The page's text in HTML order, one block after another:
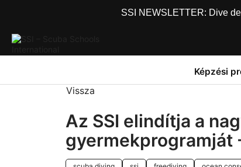
SSI NEWSLETTER: Dive
Képzési
Vissza
Az SSI elindítja a
gyermekprogramját